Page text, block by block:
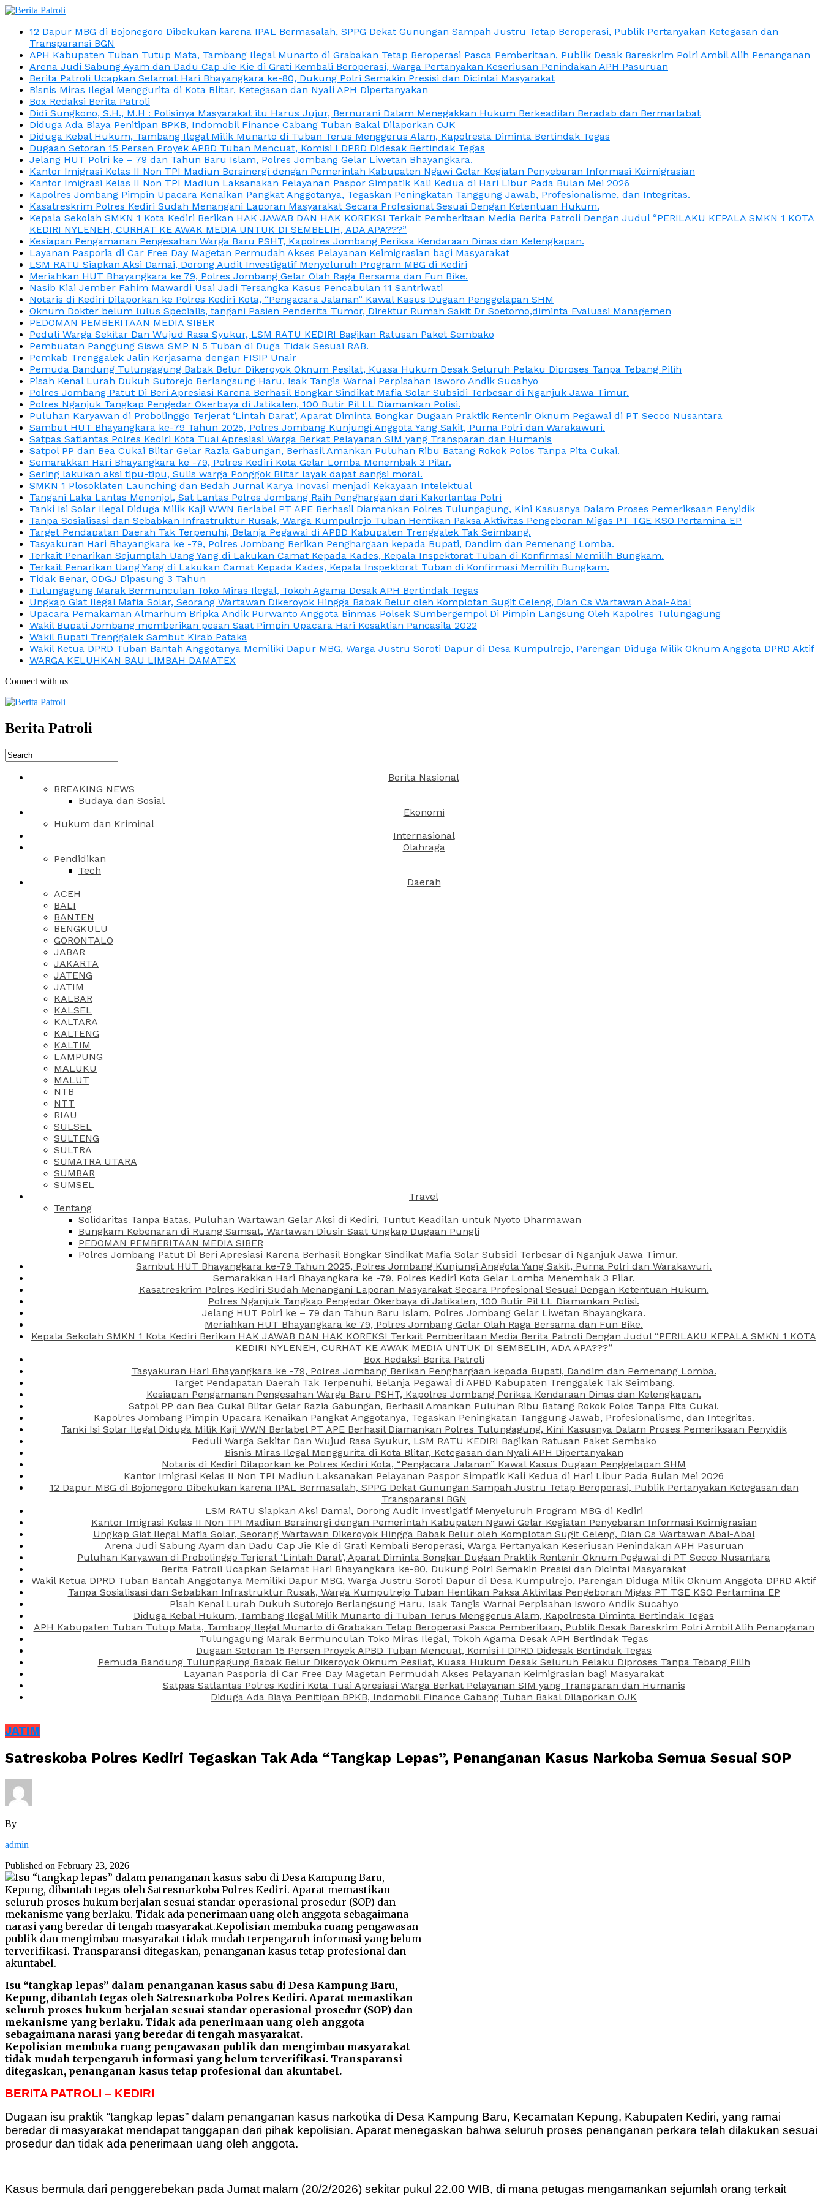
12 Dapur MBG di Bojonegoro Dibekukan karena IPAL Bermasalah, SPPG Dekat Gunungan Sampah Justru Tetap Beroperasi, Publik Pertanyakan Ketegasan dan
Transparansi BGN
APH Kabupaten Tuban Tutup Mata, Tambang Ilegal Munarto di Grabakan Tetap Beroperasi Pasca Pemberitaan, Publik Desak Bareskrim Polri Ambil Alih Penanganan
Arena Judi Sabung Ayam dan Dadu Cap Jie Kie di Grati Kembali Beroperasi, Warga Pertanyakan Keseriusan Penindakan APH Pasuruan
Berita Patroli Ucapkan Selamat Hari Bhayangkara ke-80, Dukung Polri Semakin Presisi dan Dicintai Masyarakat
Bisnis Miras Ilegal Menggurita di Kota Blitar, Ketegasan dan Nyali APH Dipertanyakan
Box Redaksi Berita Patroli
Didi Sungkono, S.H., M.H : Polisinya Masyarakat itu Harus Jujur, Bernurani Dalam Menegakkan Hukum Berkeadilan Beradab dan Bermartabat
Diduga Ada Biaya Penitipan BPKB, Indomobil Finance Cabang Tuban Bakal Dilaporkan OJK
Diduga Kebal Hukum, Tambang Ilegal Milik Munarto di Tuban Terus Menggerus Alam, Kapolresta Diminta Bertindak Tegas
Dugaan Setoran 15 Persen Proyek APBD Tuban Mencuat, Komisi I DPRD Didesak Bertindak Tegas
Jelang HUT Polri ke – 79 dan Tahun Baru Islam, Polres Jombang Gelar Liwetan Bhayangkara.
Kantor Imigrasi Kelas II Non TPI Madiun Bersinergi dengan Pemerintah Kabupaten Ngawi Gelar Kegiatan Penyebaran Informasi Keimigrasian
Kantor Imigrasi Kelas II Non TPI Madiun Laksanakan Pelayanan Paspor Simpatik Kali Kedua di Hari Libur Pada Bulan Mei 2026
Kapolres Jombang Pimpin Upacara Kenaikan Pangkat Anggotanya, Tegaskan Peningkatan Tanggung Jawab, Profesionalisme, dan Integritas.
Kasatreskrim Polres Kediri Sudah Menangani Laporan Masyarakat Secara Profesional Sesuai Dengan Ketentuan Hukum.
Kepala Sekolah SMKN 1 Kota Kediri Berikan HAK JAWAB DAN HAK KOREKSI Terkait Pemberitaan Media Berita Patroli Dengan Judul “PERILAKU KEPALA SMKN 1 KOTA
KEDIRI NYLENEH, CURHAT KE AWAK MEDIA UNTUK DI SEMBELIH, ADA APA???”
Kesiapan Pengamanan Pengesahan Warga Baru PSHT, Kapolres Jombang Periksa Kendaraan Dinas dan Kelengkapan.
Layanan Pasporia di Car Free Day Magetan Permudah Akses Pelayanan Keimigrasian bagi Masyarakat
LSM RATU Siapkan Aksi Damai, Dorong Audit Investigatif Menyeluruh Program MBG di Kediri
Meriahkan HUT Bhayangkara ke 79, Polres Jombang Gelar Olah Raga Bersama dan Fun Bike.
Nasib Kiai Jember Fahim Mawardi Usai Jadi Tersangka Kasus Pencabulan 11 Santriwati
Notaris di Kediri Dilaporkan ke Polres Kediri Kota, “Pengacara Jalanan” Kawal Kasus Dugaan Penggelapan SHM
Oknum Dokter belum lulus Specialis, tangani Pasien Penderita Tumor, Direktur Rumah Sakit Dr Soetomo,diminta Evaluasi Managemen
PEDOMAN PEMBERITAAN MEDIA SIBER
Peduli Warga Sekitar Dan Wujud Rasa Syukur, LSM RATU KEDIRI Bagikan Ratusan Paket Sembako
Pembuatan Panggung Siswa SMP N 5 Tuban di Duga Tidak Sesuai RAB.
Pemkab Trenggalek Jalin Kerjasama dengan FISIP Unair
Pemuda Bandung Tulungagung Babak Belur Dikeroyok Oknum Pesilat, Kuasa Hukum Desak Seluruh Pelaku Diproses Tanpa Tebang Pilih
Pisah Kenal Lurah Dukuh Sutorejo Berlangsung Haru, Isak Tangis Warnai Perpisahan Isworo Andik Sucahyo
Polres Jombang Patut Di Beri Apresiasi Karena Berhasil Bongkar Sindikat Mafia Solar Subsidi Terbesar di Nganjuk Jawa Timur.
Polres Nganjuk Tangkap Pengedar Okerbaya di Jatikalen, 100 Butir Pil LL Diamankan Polisi.
Puluhan Karyawan di Probolinggo Terjerat ‘Lintah Darat’, Aparat Diminta Bongkar Dugaan Praktik Rentenir Oknum Pegawai di PT Secco Nusantara
Sambut HUT Bhayangkara ke-79 Tahun 2025, Polres Jombang Kunjungi Anggota Yang Sakit, Purna Polri dan Warakawuri.
Satpas Satlantas Polres Kediri Kota Tuai Apresiasi Warga Berkat Pelayanan SIM yang Transparan dan Humanis
Satpol PP dan Bea Cukai Blitar Gelar Razia Gabungan, Berhasil Amankan Puluhan Ribu Batang Rokok Polos Tanpa Pita Cukai.
Semarakkan Hari Bhayangkara ke -79, Polres Kediri Kota Gelar Lomba Menembak 3 Pilar.
Sering lakukan aksi tipu-tipu, Sulis warga Ponggok Blitar layak dapat sangsi moral.
SMKN 1 Plosoklaten Launching dan Bedah Jurnal Karya Inovasi menjadi Kekayaan Intelektual
Tangani Laka Lantas Menonjol, Sat Lantas Polres Jombang Raih Penghargaan dari Kakorlantas Polri
Tanki Isi Solar Ilegal Diduga Milik Kaji WWN Berlabel PT APE Berhasil Diamankan Polres Tulungagung, Kini Kasusnya Dalam Proses Pemeriksaan Penyidik
Tanpa Sosialisasi dan Sebabkan Infrastruktur Rusak, Warga Kumpulrejo Tuban Hentikan Paksa Aktivitas Pengeboran Migas PT TGE KSO Pertamina EP
Target Pendapatan Daerah Tak Terpenuhi, Belanja Pegawai di APBD Kabupaten Trenggalek Tak Seimbang.
Tasyakuran Hari Bhayangkara ke -79, Polres Jombang Berikan Penghargaan kepada Bupati, Dandim dan Pemenang Lomba.
Terkait Penarikan Sejumplah Uang Yang di Lakukan Camat Kepada Kades, Kepala Inspektorat Tuban di Konfirmasi Memilih Bungkam.
Terkait Penarikan Uang Yang di Lakukan Camat Kepada Kades, Kepala Inspektorat Tuban di Konfirmasi Memilih Bungkam.
Tidak Benar, ODGJ Dipasung 3 Tahun
Tulungagung Marak Bermunculan Toko Miras Ilegal, Tokoh Agama Desak APH Bertindak Tegas
Ungkap Giat Ilegal Mafia Solar, Seorang Wartawan Dikeroyok Hingga Babak Belur oleh Komplotan Sugit Celeng, Dian Cs Wartawan Abal-Abal
Upacara Pemakaman Almarhum Bripka Andik Purwanto Anggota Binmas Polsek Sumbergempol Di Pimpin Langsung Oleh Kapolres Tulungagung
Wakil Bupati Jombang memberikan pesan Saat Pimpin Upacara Hari Kesaktian Pancasila 2022
Wakil Bupati Trenggalek Sambut Kirab Pataka
Wakil Ketua DPRD Tuban Bantah Anggotanya Memiliki Dapur MBG, Warga Justru Soroti Dapur di Desa Kumpulrejo, Parengan Diduga Milik Oknum Anggota DPRD Aktif
WARGA KELUHKAN BAU LIMBAH DAMATEX
Connect with us
Berita Patroli
Berita Nasional
BREAKING NEWS
Budaya dan Sosial
Ekonomi
Hukum dan Kriminal
Internasional
Olahraga
Pendidikan
Tech
Daerah
ACEH
BALI
BANTEN
BENGKULU
GORONTALO
JABAR
JAKARTA
JATENG
JATIM
KALBAR
KALSEL
KALTARA
KALTENG
KALTIM
LAMPUNG
MALUKU
MALUT
NTB
NTT
RIAU
SULSEL
SULTENG
SULTRA
SUMATRA UTARA
SUMBAR
SUMSEL
Travel
Tentang
Solidaritas Tanpa Batas, Puluhan Wartawan Gelar Aksi di Kediri, Tuntut Keadilan untuk Nyoto Dharmawan
Bungkam Kebenaran di Ruang Samsat, Wartawan Diusir Saat Ungkap Dugaan Pungli
PEDOMAN PEMBERITAAN MEDIA SIBER
Polres Jombang Patut Di Beri Apresiasi Karena Berhasil Bongkar Sindikat Mafia Solar Subsidi Terbesar di Nganjuk Jawa Timur.
Sambut HUT Bhayangkara ke-79 Tahun 2025, Polres Jombang Kunjungi Anggota Yang Sakit, Purna Polri dan Warakawuri.
Semarakkan Hari Bhayangkara ke -79, Polres Kediri Kota Gelar Lomba Menembak 3 Pilar.
Kasatreskrim Polres Kediri Sudah Menangani Laporan Masyarakat Secara Profesional Sesuai Dengan Ketentuan Hukum.
Polres Nganjuk Tangkap Pengedar Okerbaya di Jatikalen, 100 Butir Pil LL Diamankan Polisi.
Jelang HUT Polri ke – 79 dan Tahun Baru Islam, Polres Jombang Gelar Liwetan Bhayangkara.
Meriahkan HUT Bhayangkara ke 79, Polres Jombang Gelar Olah Raga Bersama dan Fun Bike.
Kepala Sekolah SMKN 1 Kota Kediri Berikan HAK JAWAB DAN HAK KOREKSI Terkait Pemberitaan Media Berita Patroli Dengan Judul “PERILAKU KEPALA SMKN 1 KOTA
KEDIRI NYLENEH, CURHAT KE AWAK MEDIA UNTUK DI SEMBELIH, ADA APA???”
Box Redaksi Berita Patroli
Tasyakuran Hari Bhayangkara ke -79, Polres Jombang Berikan Penghargaan kepada Bupati, Dandim dan Pemenang Lomba.
Target Pendapatan Daerah Tak Terpenuhi, Belanja Pegawai di APBD Kabupaten Trenggalek Tak Seimbang.
Kesiapan Pengamanan Pengesahan Warga Baru PSHT, Kapolres Jombang Periksa Kendaraan Dinas dan Kelengkapan.
Satpol PP dan Bea Cukai Blitar Gelar Razia Gabungan, Berhasil Amankan Puluhan Ribu Batang Rokok Polos Tanpa Pita Cukai.
Kapolres Jombang Pimpin Upacara Kenaikan Pangkat Anggotanya, Tegaskan Peningkatan Tanggung Jawab, Profesionalisme, dan Integritas.
Tanki Isi Solar Ilegal Diduga Milik Kaji WWN Berlabel PT APE Berhasil Diamankan Polres Tulungagung, Kini Kasusnya Dalam Proses Pemeriksaan Penyidik
Peduli Warga Sekitar Dan Wujud Rasa Syukur, LSM RATU KEDIRI Bagikan Ratusan Paket Sembako
Bisnis Miras Ilegal Menggurita di Kota Blitar, Ketegasan dan Nyali APH Dipertanyakan
Notaris di Kediri Dilaporkan ke Polres Kediri Kota, “Pengacara Jalanan” Kawal Kasus Dugaan Penggelapan SHM
Kantor Imigrasi Kelas II Non TPI Madiun Laksanakan Pelayanan Paspor Simpatik Kali Kedua di Hari Libur Pada Bulan Mei 2026
12 Dapur MBG di Bojonegoro Dibekukan karena IPAL Bermasalah, SPPG Dekat Gunungan Sampah Justru Tetap Beroperasi, Publik Pertanyakan Ketegasan dan
Transparansi BGN
LSM RATU Siapkan Aksi Damai, Dorong Audit Investigatif Menyeluruh Program MBG di Kediri
Kantor Imigrasi Kelas II Non TPI Madiun Bersinergi dengan Pemerintah Kabupaten Ngawi Gelar Kegiatan Penyebaran Informasi Keimigrasian
Ungkap Giat Ilegal Mafia Solar, Seorang Wartawan Dikeroyok Hingga Babak Belur oleh Komplotan Sugit Celeng, Dian Cs Wartawan Abal-Abal
Arena Judi Sabung Ayam dan Dadu Cap Jie Kie di Grati Kembali Beroperasi, Warga Pertanyakan Keseriusan Penindakan APH Pasuruan
Puluhan Karyawan di Probolinggo Terjerat ‘Lintah Darat’, Aparat Diminta Bongkar Dugaan Praktik Rentenir Oknum Pegawai di PT Secco Nusantara
Berita Patroli Ucapkan Selamat Hari Bhayangkara ke-80, Dukung Polri Semakin Presisi dan Dicintai Masyarakat
Wakil Ketua DPRD Tuban Bantah Anggotanya Memiliki Dapur MBG, Warga Justru Soroti Dapur di Desa Kumpulrejo, Parengan Diduga Milik Oknum Anggota DPRD Aktif
Tanpa Sosialisasi dan Sebabkan Infrastruktur Rusak, Warga Kumpulrejo Tuban Hentikan Paksa Aktivitas Pengeboran Migas PT TGE KSO Pertamina EP
Pisah Kenal Lurah Dukuh Sutorejo Berlangsung Haru, Isak Tangis Warnai Perpisahan Isworo Andik Sucahyo
Diduga Kebal Hukum, Tambang Ilegal Milik Munarto di Tuban Terus Menggerus Alam, Kapolresta Diminta Bertindak Tegas
APH Kabupaten Tuban Tutup Mata, Tambang Ilegal Munarto di Grabakan Tetap Beroperasi Pasca Pemberitaan, Publik Desak Bareskrim Polri Ambil Alih Penanganan
Tulungagung Marak Bermunculan Toko Miras Ilegal, Tokoh Agama Desak APH Bertindak Tegas
Dugaan Setoran 15 Persen Proyek APBD Tuban Mencuat, Komisi I DPRD Didesak Bertindak Tegas
Pemuda Bandung Tulungagung Babak Belur Dikeroyok Oknum Pesilat, Kuasa Hukum Desak Seluruh Pelaku Diproses Tanpa Tebang Pilih
Layanan Pasporia di Car Free Day Magetan Permudah Akses Pelayanan Keimigrasian bagi Masyarakat
Satpas Satlantas Polres Kediri Kota Tuai Apresiasi Warga Berkat Pelayanan SIM yang Transparan dan Humanis
Diduga Ada Biaya Penitipan BPKB, Indomobil Finance Cabang Tuban Bakal Dilaporkan OJK
JATIM
Satreskoba Polres Kediri Tegaskan Tak Ada “Tangkap Lepas”, Penanganan Kasus Narkoba Semua Sesuai SOP
By
admin
Published on February 23, 2026
Isu “tangkap lepas” dalam penanganan kasus sabu di Desa Kampung Baru,
Kepung, dibantah tegas oleh Satresnarkoba Polres Kediri. Aparat memastikan
seluruh proses hukum berjalan sesuai standar operasional prosedur (SOP) dan
mekanisme yang berlaku. Tidak ada penerimaan uang oleh anggota
sebagaimana narasi yang beredar di tengah masyarakat.
Kepolisian membuka ruang pengawasan publik dan mengimbau masyarakat
tidak mudah terpengaruh informasi yang belum terverifikasi. Transparansi
ditegaskan, penanganan kasus tetap profesional dan akuntabel.
BERITA PATROLI – KEDIRI
Dugaan isu praktik “tangkap lepas” dalam penanganan kasus narkotika di Desa Kampung Baru, Kecamatan Kepung, Kabupaten Kediri, yang ramai
beredar di masyarakat mendapat tanggapan dari pihak kepolisian. Aparat menegaskan bahwa seluruh proses penanganan perkara telah dilakukan sesuai
prosedur dan tidak ada penerimaan uang oleh anggota.
Kasus bermula dari penggerebekan pada Jumat malam (20/2/2026) sekitar pukul 22.00 WIB, di mana petugas mengamankan sejumlah orang terkait